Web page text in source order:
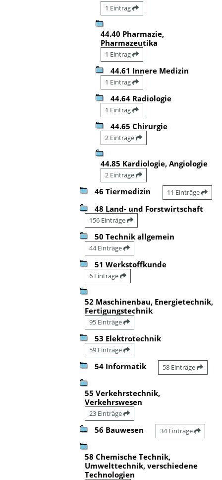
1 Eintrag
44.40 Pharmazie,
Pharmazeutika
1 Eintrag
44.61 Innere Medizin
1 Eintrag
44.64 Radiologie
1 Eintrag
44.65 Chirurgie
2 Einträge
44.85 Kardiologie, Angiologie
2 Einträge
46 Tiermedizin 11 Einträge
48 Land- und Forstwirtschaft
156 Einträge
50 Technik allgemein
44 Einträge
51 Werkstoffkunde
6 Einträge
52 Maschinenbau, Energietechnik,
Fertigungstechnik
95 Einträge
53 Elektrotechnik
59 Einträge
54 Informatik 58 Einträge
55 Verkehrstechnik,
Verkehrswesen
23 Einträge
56 Bauwesen 34 Einträge
58 Chemische Technik,
Umwelttechnik, verschiedene
Technologien